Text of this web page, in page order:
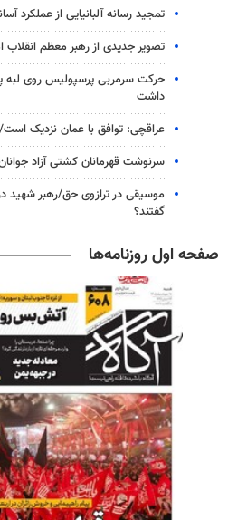
تمجید رسانه آلبانیایی از عملکرد
تصویر جدیدی از رهبر معظم
حرکت سرمربی پرسپولیس روی لبه
داشت
عراقچی: توافق با عمان نزدیک است/ تکذیب سهم ۱۱
سرنوشت قهرمانان کشتی آزاد جوانان
موسیقی در ترازوی حق/رهبر شهید
گفتند؟
صفحه اول روزنامه‌ها